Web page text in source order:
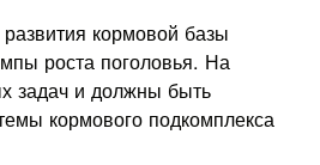
кормовой базы
роста по­головья. На
задач и должны быть
кормового подкомплекса